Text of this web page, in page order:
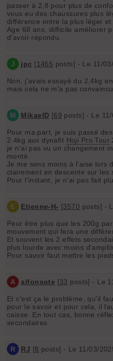
passer à 2,8 pour plus de
vous eu des chaussures plus
différence entre la plus léger
Age 68 ans, difficile améliorer
d'avoir répondu.
J jpc [1465 posts] - Le 11/
Non, j'avais essayé du 2,4kg
mais cela ne m'a pas convaincu.
M MikaelD [69 posts] - Le
Pour ma part, je suis passé
2.4kg aux dynafit Hoji Pro Tour
je n'ai pas vu un changement
monté.
Je me sens moins à l'aise lors
clairement en descente sur les
Pour l'instant, je n'ai pas fait
E Etienne-H- [3570 posts] -
Peur être plus que les 200g
mouvement qui fera une
Et souvent les 2 effets
plus lourde avec moins
Pour savoir faut mettre les
A alfonsote [33 posts] - Le
Et c'est ça le problème, qu'il
pour le savoir et pour cela, il
caisse. En tout cas, bonne
secondaires.
R RJ [8 posts] - Le 11/03/